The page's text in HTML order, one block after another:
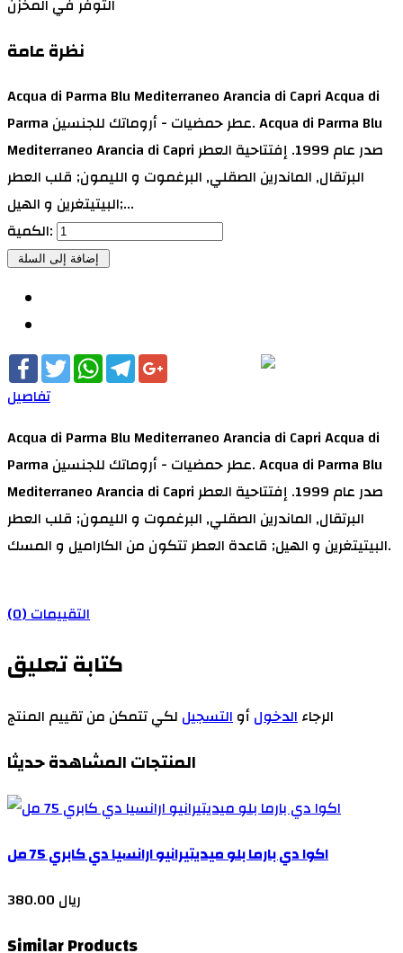
نظرة عامة
Acqua di Parma Blu Mediterraneo Arancia di Capri Acqua di
Parma عطر حمضيات - أروماتك للجنسين. Acqua di Parma Blu
Mediterraneo Arancia di Capri صدر عام 1999. إفتتاحية العطر
البرتقال, الماندرين الصقلي, البرغموت و الليمون; قلب العطر
البيتيتغرين و الهيل;...
الكمية:
Facebook
TwitterWhatsApp
Telegram
تفاصيل
Acqua di Parma Blu Mediterraneo Arancia di Capri Acqua di
Parma عطر حمضيات - أروماتك للجنسين. Acqua di Parma Blu
Mediterraneo Arancia di Capri صدر عام 1999. إفتتاحية العطر
البرتقال, الماندرين الصقلي, البرغموت و الليمون; قلب العطر
البيتيتغرين و الهيل; قاعدة العطر تتكون من الكاراميل و المسك.
التقييمات (0)
كتابة تعليق
الرجاءالدخولأوالتسجيل لكي تتمكن من تقييم المنتج
المنتجات المشاهدة حديثا
اكوا دي بارما بلو ميديتيرانيو ارانسيا دي كابري 75 مل
380.00 ريال
Similar Products